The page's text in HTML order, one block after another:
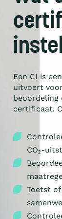
Een CI is
uitvoert
beoordeling
certificaat.
CO₂-
Toetst